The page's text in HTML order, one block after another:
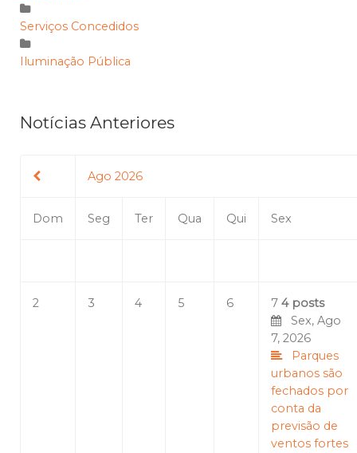
Serviços Concedidos
Iluminação Pública
Notícias Anteriores
Ago 2026
Dom Seg Ter Qua Qui Sex
2 3 4 5 6 7 4 posts
Sex, Ago
7, 2026
Parques
urbanos são
fechados por
conta da
previsão de
ventos fortes